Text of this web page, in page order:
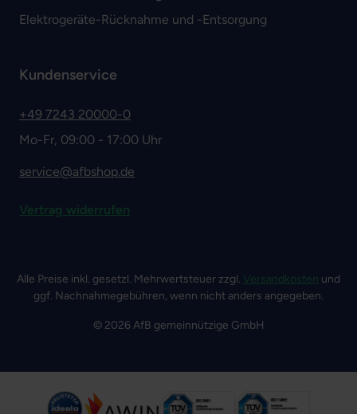
Elektrogeräte-Rücknahme und -Entsorgung
Kundenservice
+49 7243 20000-0
Mo-Fr, 09:00 - 17:00 Uhr
service@afbshop.de
Vertrag widerrufen
Alle Preise inkl. gesetzl. Mehrwertsteuer zzgl. Versandkosten und
ggf. Nachnahmegebühren, wenn nicht anders angegeben.
© 2026 AfB gemeinnützige GmbH